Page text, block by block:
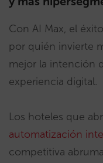
Con AI Max, el
por quién invierte
mejor la intención
experiencia digital.
Los hoteles que
automatización
competitiva